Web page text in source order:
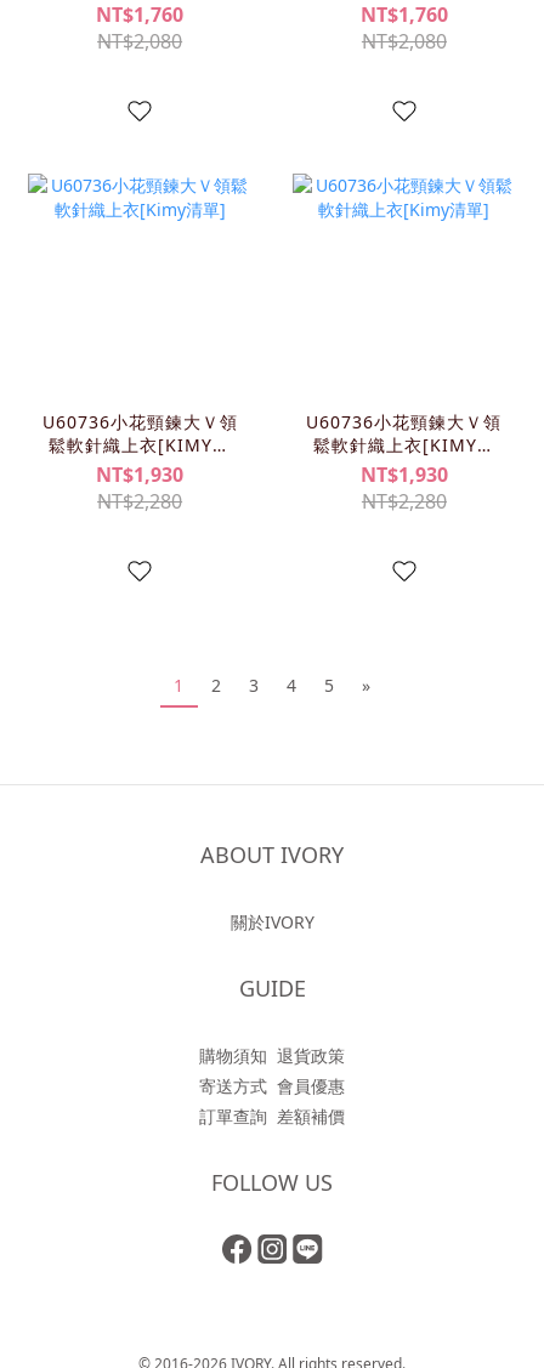
NT$1,760
NT$2,080
NT$1,760
NT$2,080
U60736小花頸鍊大Ｖ領
鬆軟針織上衣[KIMY清
單]
NT$1,930
NT$2,280
U60736小花頸鍊大Ｖ領
鬆軟針織上衣[KIMY清
單]
NT$1,930
NT$2,280
1 2 3 4 5 »
ABOUT IVORY
關於IVORY
GUIDE
購物須知 退貨政策
寄送方式 會員優惠
訂單查詢 差額補價
FOLLOW US
© 2016-2026 IVORY. All rights reserved.